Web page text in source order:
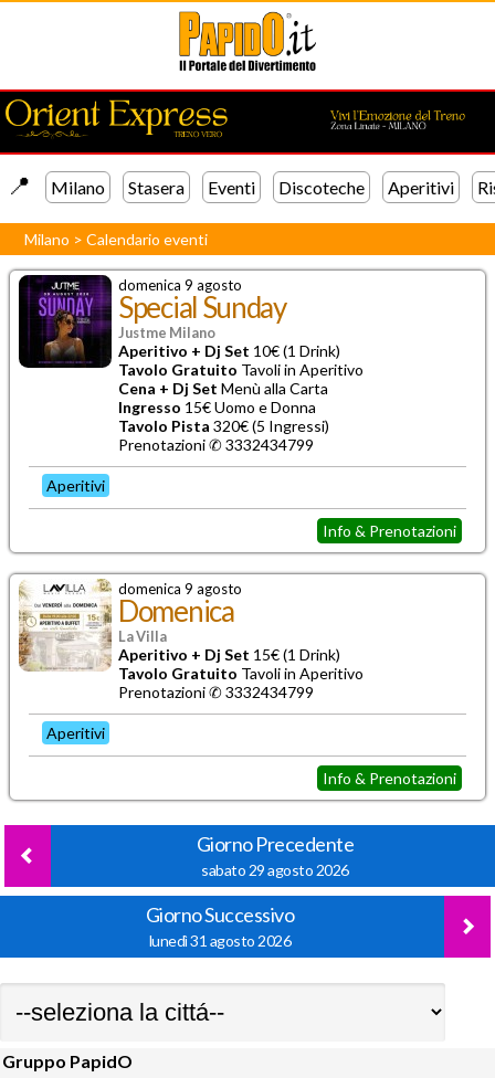
📍️ Milano Stasera Eventi Discoteche Aperitivi
Milano >Calendario eventi
domenica 9 agosto
Special Sunday
Justme Milano
Aperitivo + Dj Set 10€ (1 Drink)
Tavolo Gratuito Tavoli in Aperitivo
Cena + Dj Set Menù alla Carta
Ingresso 15€ Uomo e Donna
Tavolo Pista 320€ (5 Ingressi)
Prenotazioni ✆ 3332434799
Aperitivi
Info & Prenotazioni
domenica 9 agosto
Domenica
La Villa
Aperitivo + Dj Set 15€ (1 Drink)
Tavolo Gratuito Tavoli in Aperitivo
Prenotazioni ✆ 3332434799
Aperitivi
Info & Prenotazioni
Giorno Precedente
sabato 29 agosto 2026
Giorno Successivo
lunedì 31 agosto 2026
Gruppo PapidO